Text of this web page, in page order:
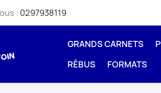
: 0297938119
GRANDS CARNETS
RÉBUS
FORMATS